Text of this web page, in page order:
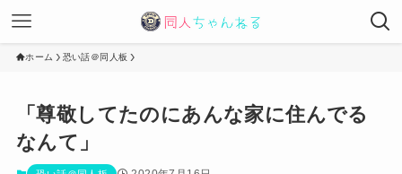
ホーム 恐い話＠同人板
「尊敬してたのにあんな家に住んでる
なんて」